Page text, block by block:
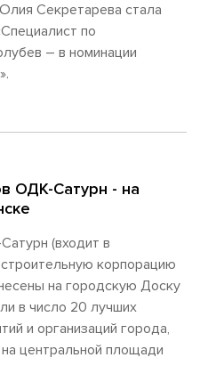
Секретарева стала
по
– в номинации
ОДК-Сатурн - на
(входит в
корпорацию
на городскую Доску
в число 20 лучших
и организаций города,
центральной площади